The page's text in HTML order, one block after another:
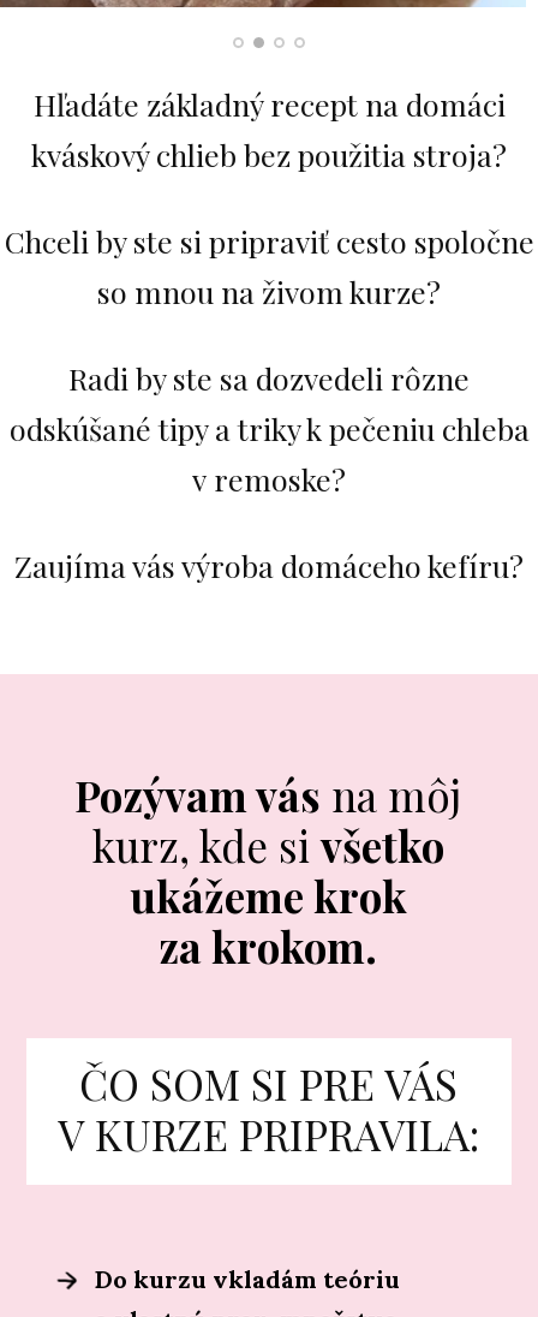
Hľadáte základný recept na domáci
kváskový chlieb bez použitia stroja?
Chceli by ste si pripraviť cesto spoločne
so mnou na živom kurze?
Radi by ste sa dozvedeli rôzne
odskúšané tipy a triky k pečeniu chleba
v remoske?
Zaujíma vás výroba domáceho kefíru?
Pozývam vás na môj
kurz, kde sivšetko
ukážeme krok
za krokom.
ČO SOM SI PRE VÁS
V KURZE PRIPRAVILA:
Do kurzu vkladám teóriu